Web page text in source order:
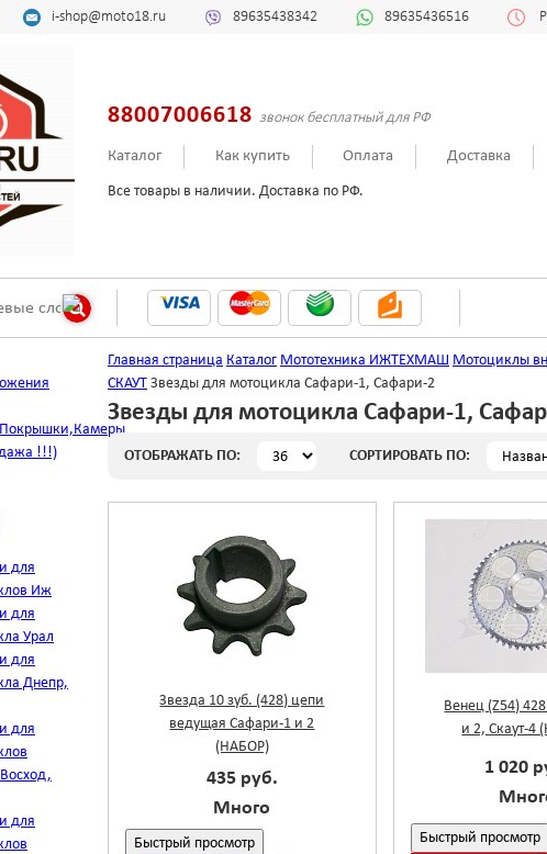
i-shop@moto18.ru 89635438342 89635436516
88007006618 звонок бесплатный для РФ
Каталог Как купить Оплата Доставка
Все товары в наличии. Доставка по РФ.
!!!)
для
Иж
для
Урал
для
Днепр,
для
для
Главная страница Каталог Мототехника ИЖТЕХМАШ Мотоциклы
СКАУТ Звезды для мотоцикла Сафари-1, Сафари-2
Звезды для мотоцикла Сафари-1,
ОТОБРАЖАТЬ ПО: СОРТИРОВАТЬ ПО:
Звезда 10 зуб. (428) цепи
ведущая Сафари-1 и 2
(НАБОР)
435 руб.
Много
Быстрый просмотр
Венец (Z54)
и 2, Скаут-4
1 020
Быстрый просмотр